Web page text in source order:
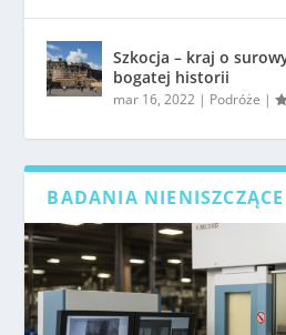
Szkocja – kraj o
bogatej historii
mar 16, 2022 | Podróże |
BADANIA NIENISZCZĄCE